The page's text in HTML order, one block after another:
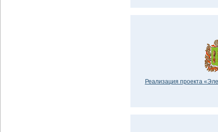
Реализация проекта